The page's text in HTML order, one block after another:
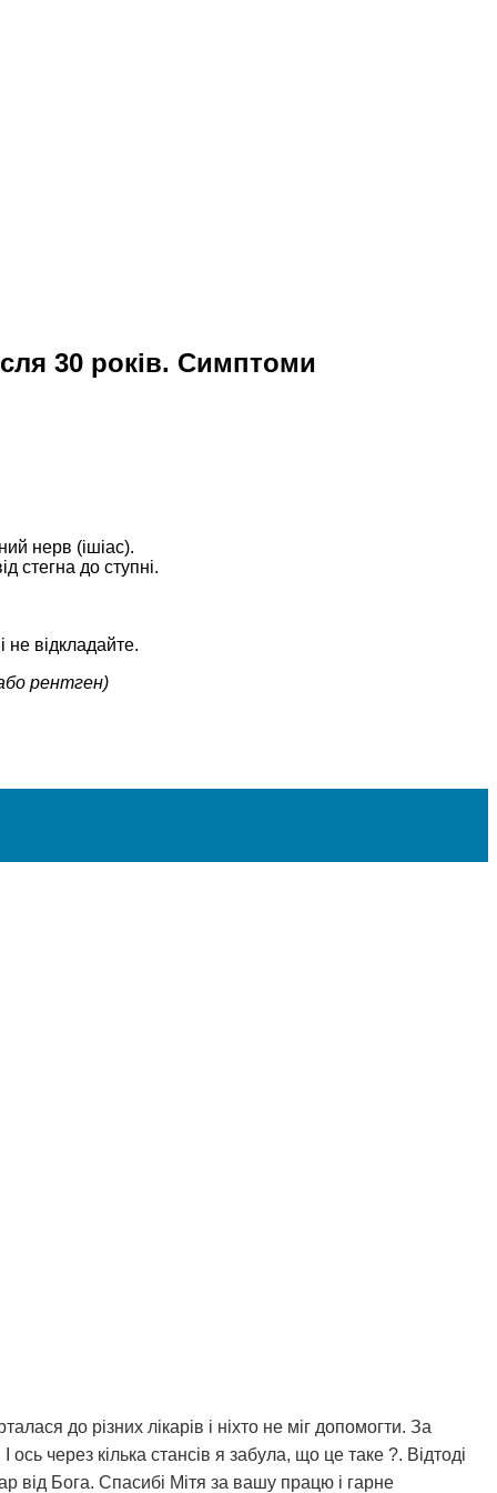
30 років. Симптоми
нерв (ішіас).
стегна до ступні.
не відкладайте.
рентген)
до різних лікарів і ніхто не міг допомогти. За
через кілька стансів я забула, що це таке ?. Відтоді
від Бога. Спасибі Мітя за вашу працю і гарне